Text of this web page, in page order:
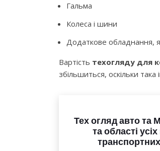
Гальма
Колеса і шини
Додаткове обладнання,
Вартість техогляду для
збільшиться, оскільки
Тех огляд авто та
та області